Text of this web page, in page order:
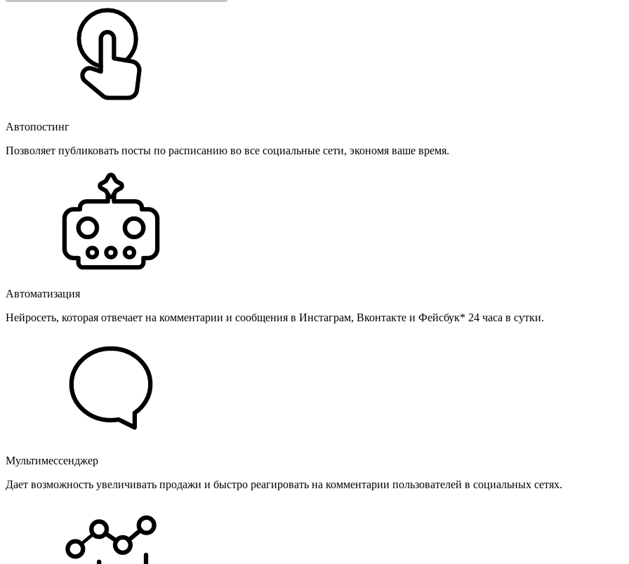
Автопостинг
Позволяет публиковать посты по расписанию во все социальные сети, экономя ваше время.
Автоматизация
Нейросеть, которая отвечает на комментарии и сообщения в Инстаграм, Вконтакте и Фейсбук* 24 часа в сутки.
Мультимессенджер
Дает возможность увеличивать продажи и быстро реагировать на комментарии пользователей в социальных сетях.